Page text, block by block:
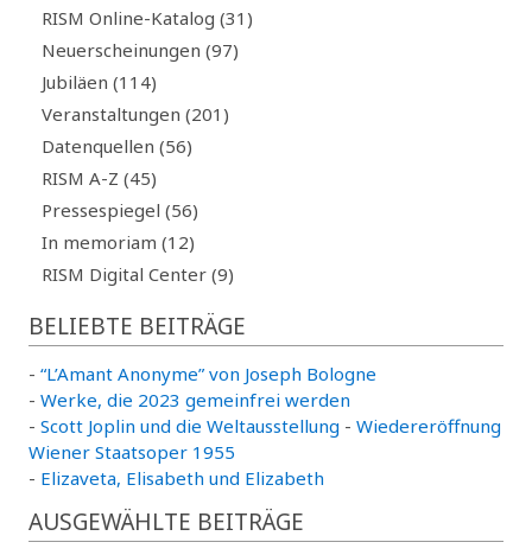
RISM Online-Katalog (31)
Neuerscheinungen (97)
Jubiläen (114)
Veranstaltungen (201)
Datenquellen (56)
RISM A-Z (45)
Pressespiegel (56)
In memoriam (12)
RISM Digital Center (9)
BELIEBTE BEITRÄGE
- “L’Amant Anonyme” von Joseph Bologne
- Werke, die 2023 gemeinfrei werden
- Scott Joplin und die Weltausstellung - Wiedereröffnung
Wiener Staatsoper 1955
- Elizaveta, Elisabeth und Elizabeth
AUSGEWÄHLTE BEITRÄGE